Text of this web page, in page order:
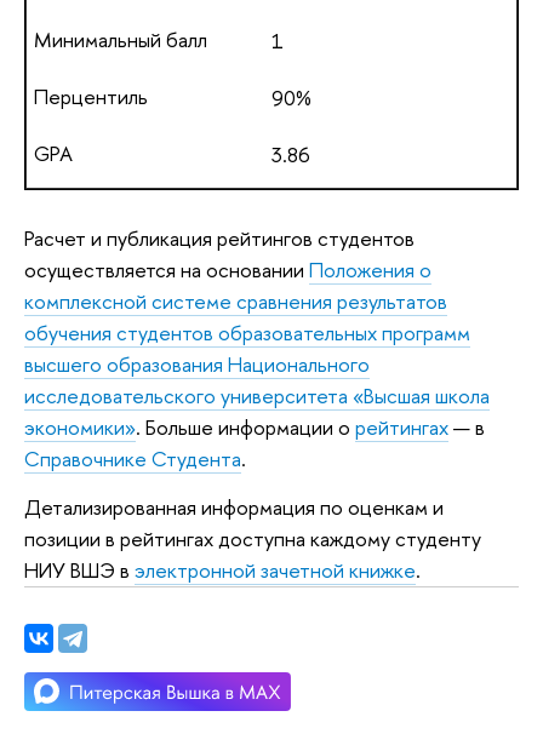
1
90%
3.86
Расчет и публикация рейтингов студентов
осуществляется на основании Положения о
комплексной системе сравнения результатов
обучения студентов образовательных программ
высшего образования Национального
исследовательского университета «Высшая школа
экономики». Больше информации о рейтингах— в
Справочнике Студента.
Детализированная информация по оценкам и
позиции в рейтингах доступна каждому студенту
НИУ ВШЭ в электронной зачетной книжке.